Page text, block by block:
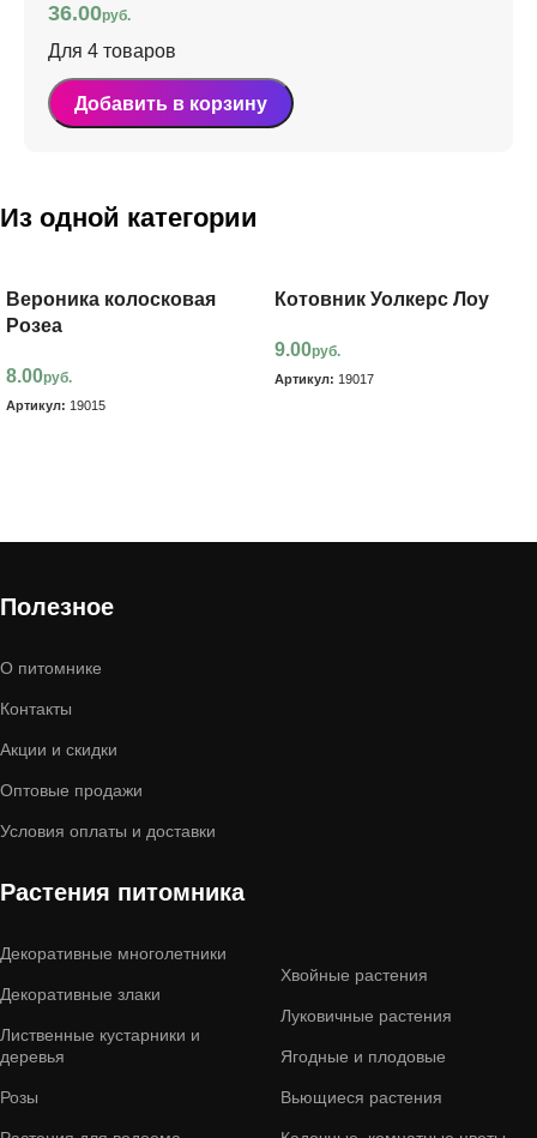
36.00руб.
Для 4 товаров
Добавить в корзину
Из одной категории
Вероника колосковая
Розеа
8.00руб.
Артикул: 19015
Котовник Уолкерс Лоу
9.00руб.
Артикул: 19017
Полезное
О питомнике
Контакты
Акции и скидки
Оптовые продажи
Условия оплаты и доставки
Растения питомника
Декоративные многолетники
Декоративные злаки
Лиственные кустарники и
деревья
Розы
Хвойные растения
Луковичные растения
Ягодные и плодовые
Вьющиеся растения